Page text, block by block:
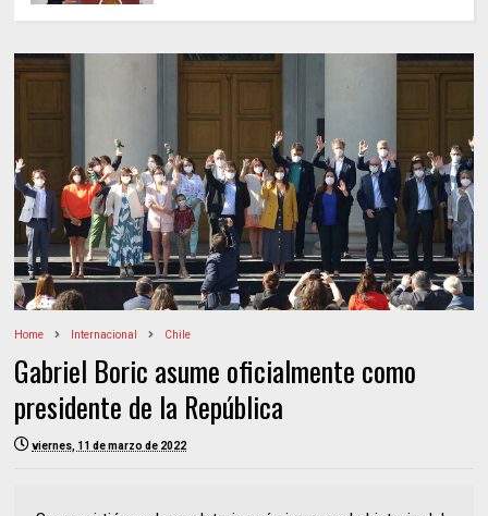
Home Internacional Chile
Gabriel Boric asume oficialmente como
presidente de la República
viernes, 11 de marzo de 2022